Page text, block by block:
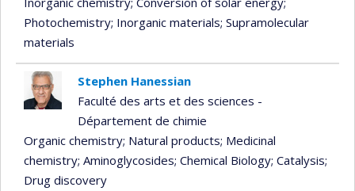
Photochemistry; Inorganic materials; Supramolecular
materials
Stephen Hanessian
Faculté des arts et des sciences -
Département de chimie
Organic chemistry; Natural products; Medicinal
chemistry; Aminoglycosides; Chemical Biology; Catalysis;
Drug discovery